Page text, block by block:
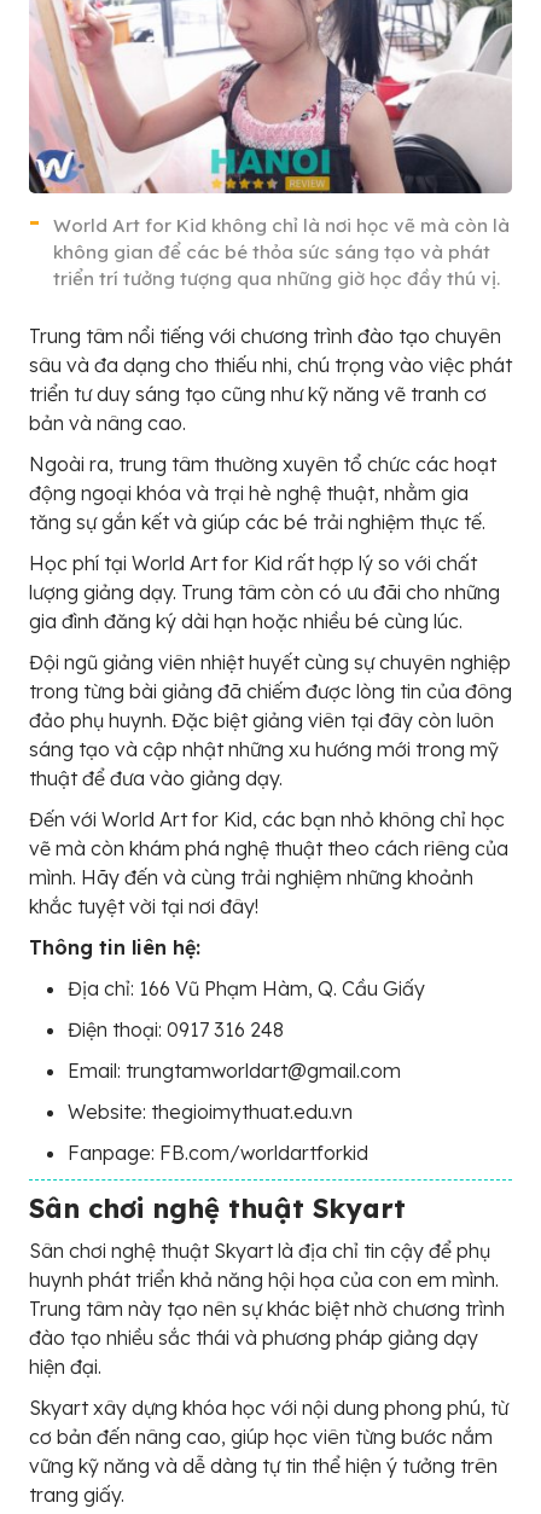
World Art for Kid không chỉ là nơi học vẽ mà còn là
không gian để các bé thỏa sức sáng tạo và phát
triển trí tưởng tượng qua những giờ học đầy thú vị.
Trung tâm nổi tiếng với chương trình đào tạo chuyên
sâu và đa dạng cho thiếu nhi, chú trọng vào việc phát
triển tư duy sáng tạo cũng như kỹ năng vẽ tranh cơ
bản và nâng cao.
Ngoài ra, trung tâm thường xuyên tổ chức các hoạt
động ngoại khóa và trại hè nghệ thuật, nhằm gia
tăng sự gắn kết và giúp các bé trải nghiệm thực tế.
Học phí tại World Art for Kid rất hợp lý so với chất
lượng giảng dạy. Trung tâm còn có ưu đãi cho những
gia đình đăng ký dài hạn hoặc nhiều bé cùng lúc.
Đội ngũ giảng viên nhiệt huyết cùng sự chuyên nghiệp
trong từng bài giảng đã chiếm được lòng tin của đông
đảo phụ huynh. Đặc biệt giảng viên tại đây còn luôn
sáng tạo và cập nhật những xu hướng mới trong mỹ
thuật để đưa vào giảng dạy.
Đến với World Art for Kid, các bạn nhỏ không chỉ học
vẽ mà còn khám phá nghệ thuật theo cách riêng của
mình. Hãy đến và cùng trải nghiệm những khoảnh
khắc tuyệt vời tại nơi đây!
Thông tin liên hệ:
Địa chỉ: 166 Vũ Phạm Hàm, Q. Cầu Giấy
Điện thoại: 0917 316 248
Email: trungtamworldart@gmail.com
Website: thegioimythuat.edu.vn
Fanpage: FB.com/worldartforkid
Sân chơi nghệ thuật Skyart
Sân chơi nghệ thuật Skyart là địa chỉ tin cậy để phụ
huynh phát triển khả năng hội họa của con em mình.
Trung tâm này tạo nên sự khác biệt nhờ chương trình
đào tạo nhiều sắc thái và phương pháp giảng dạy
hiện đại.
Skyart xây dựng khóa học với nội dung phong phú, từ
cơ bản đến nâng cao, giúp học viên từng bước nắm
vững kỹ năng và dễ dàng tự tin thể hiện ý tưởng trên
trang giấy.